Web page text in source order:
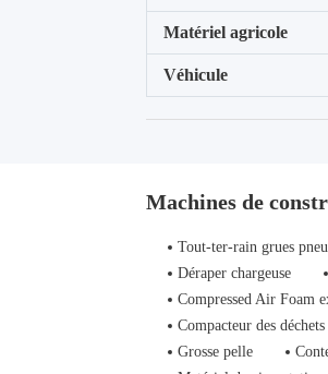
Matériel agricole
Véhicule
Machines de
Tout-ter-rain grues
Déraper chargeuse
Compressed Air Foam
Compacteur des déchets
Grosse pelle